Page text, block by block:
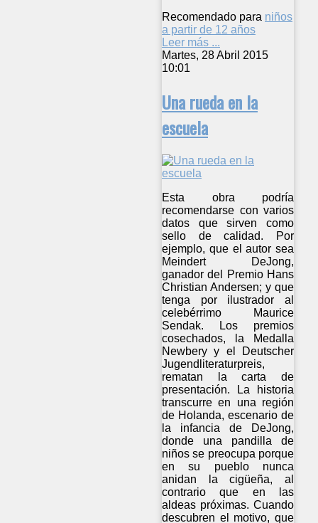
Recomendado para niños
a partir de 12 años
Leer más ...
Martes, 28 Abril 2015
10:01
Una rueda en la
escuela
Esta obra podría
recomendarse con varios
datos que sirven como
sello de calidad. Por
ejemplo, que el autor sea
Meindert DeJong,
ganador del Premio Hans
Christian Andersen; y que
tenga por ilustrador al
celebérrimo Maurice
Sendak. Los premios
cosechados, la Medalla
Newbery y el Deutscher
Jugendliteraturpreis,
rematan la carta de
presentación. La historia
transcurre en una región
de Holanda, escenario de
la infancia de DeJong,
donde una pandilla de
niños se preocupa porque
en su pueblo nunca
anidan la cigüeña, al
contrario que en las
aldeas próximas. Cuando
descubren el motivo, que